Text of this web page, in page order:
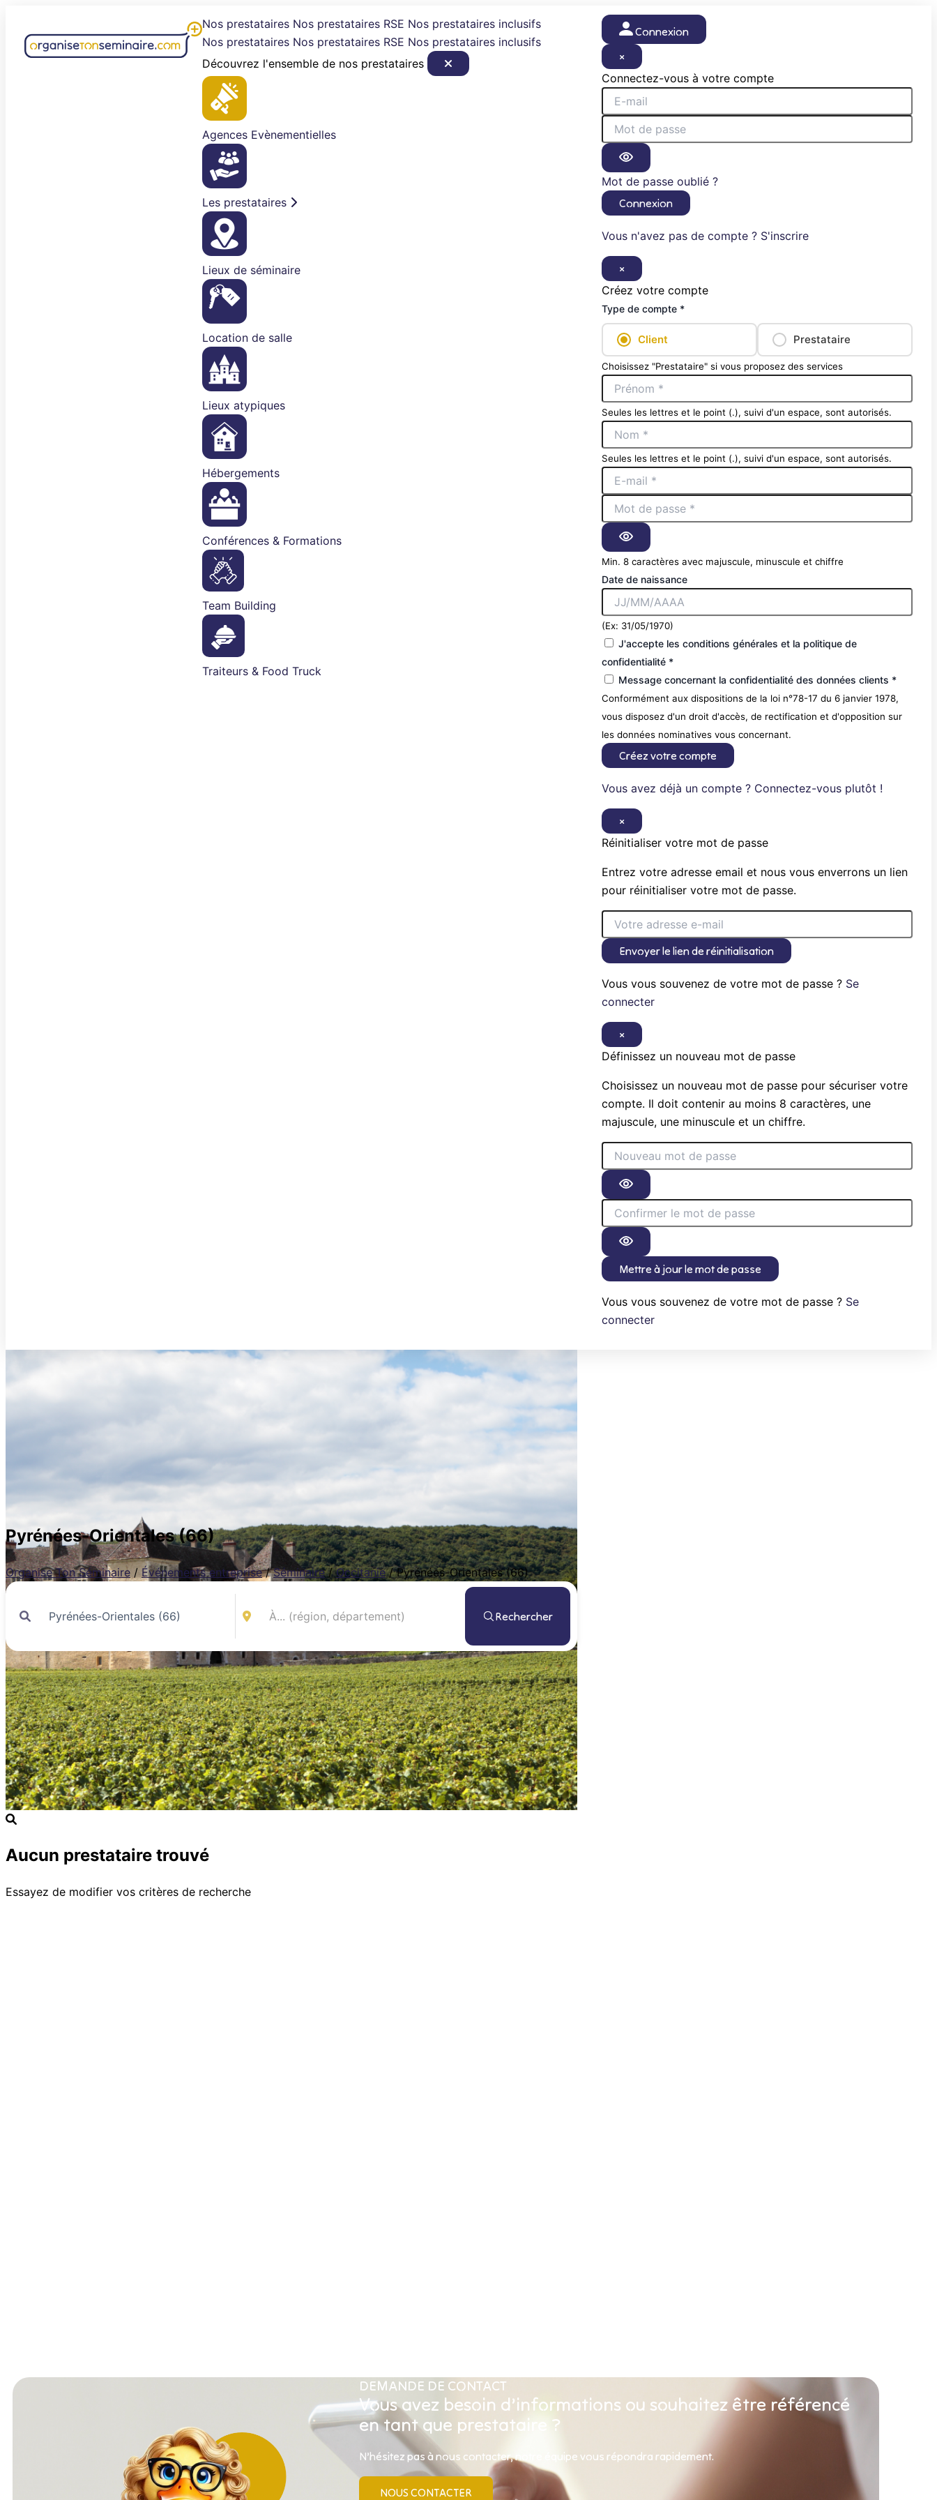
contenu
Nos prestataires Nos prestataires RSE Nos prestataires inclusifs
Nos prestataires Nos prestataires RSE Nos prestataires inclusifs
Découvrez l'ensemble de nos prestataires
Agences Evènementielles
Les prestataires
Lieux de séminaire
Location de salle
Lieux atypiques
Hébergements
Conférences & Formations
Team Building
Traiteurs & Food Truck
Connexion
×
Connectez-vous à votre compte
Mot de passe oublié ?
Connexion
Vous n'avez pas de compte ? S'inscrire
×
Créez votre compte
Type de compte *
Client Prestataire
Choisissez "Prestataire" si vous proposez des services
Seules les lettres et le point (.), suivi d'un espace, sont autorisés.
Seules les lettres et le point (.), suivi d'un espace, sont autorisés.
Min. 8 caractères avec majuscule, minuscule et chiffre
Date de naissance
(Ex: 31/05/1970)
J'accepte les conditions générales et la politique de
confidentialité *
Message concernant la confidentialité des données clients *
Conformément aux dispositions de la loi n°78-17 du 6 janvier 1978,
vous disposez d'un droit d'accès, de rectification et d'opposition sur
les données nominatives vous concernant.
Créez votre compte
Vous avez déjà un compte ? Connectez-vous plutôt !
×
Réinitialiser votre mot de passe
Entrez votre adresse email et nous vous enverrons un lien
pour réinitialiser votre mot de passe.
Envoyer le lien de réinitialisation
Vous vous souvenez de votre mot de passe ? Se
connecter
×
Définissez un nouveau mot de passe
Choisissez un nouveau mot de passe pour sécuriser votre
compte. Il doit contenir au moins 8 caractères, une
majuscule, une minuscule et un chiffre.
Mettre à jour le mot de passe
Vous vous souvenez de votre mot de passe ? Se
connecter
Pyrénées-Orientales (66)
Organise Ton Séminaire / Événements entreprise / Séminaire / Occitanie / Pyrénées-Orientales (66)
Rechercher
Aucun prestataire trouvé
Essayez de modifier vos critères de recherche
DEMANDE DE CONTACT
Vous avez besoin d’informations ou souhaitez être référencé
en tant que prestataire ?
N’hésitez pas à nous contacter, notre équipe vous répondra rapidement.
NOUS CONTACTER